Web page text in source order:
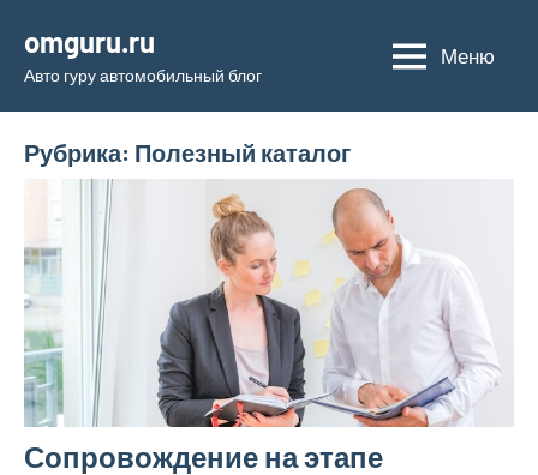
содержимому
omguru.ru
Авто гуру автомобильный блог
Меню
Рубрика: Полезный каталог
Сопровождение на этапе